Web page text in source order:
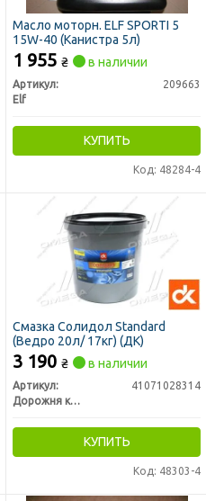
Масло моторн. ELF SPORTI 5
15W-40 (Канистра 5л)
1 955 ₴ в наличии
Артикул:
209663
Elf
КУПИТЬ
Код: 48284-4
Смазка Солидол Standard
(Ведро 20л/ 17кг) (ДК)
3 190 ₴ в наличии
Артикул:
41071028314
Дорожня карта
КУПИТЬ
Код: 48303-4